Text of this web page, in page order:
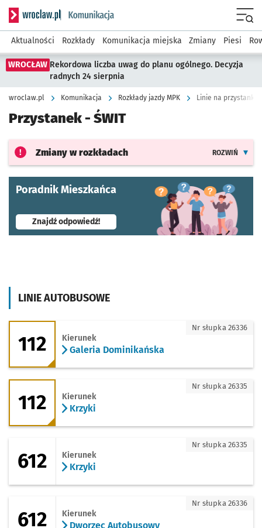
Serwis informacyjny wroclaw.pl podserwis: Komunikacja
Aktualności Rozkłady Komunikacja miejska Zmiany Piesi
WROCŁAW Rekordowa liczba uwag do planu ogólnego. Decyzja
radnych 24 sierpnia
wroclaw.pl Komunikacja Rozkłady jazdy MPK Linie na przystanku
Przystanek - ŚWIT
Zmiany w rozkładach ROZWIŃ
Poradnik Mieszkańca
Znajdź odpowiedź!- otworzy się w nowej karcie
LINIE AUTOBUSOWE
112 - kierunek Galeria Dominikańska
112 Kierunek
Galeria Dominikańska
Nr słupka 26336
112 - kierunek Krzyki
112 Kierunek
Krzyki
Nr słupka 26335
612 Kierunek
Krzyki
Nr słupka 26335
612 - kierunek Dworzec Autobusowy
612 Kierunek
Dworzec Autobusowy
Nr słupka 26336